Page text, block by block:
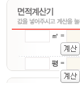
㎡ =
평 =